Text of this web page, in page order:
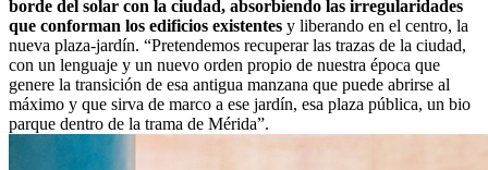
borde del solar con la ciudad, absorbiendo las irregularidades
que conforman los edificios existentes y liberando en el centro, la
nueva plaza-jardín. “Pretendemos recuperar las trazas de la ciudad,
con un lenguaje y un nuevo orden propio de nuestra época que
genere la transición de esa antigua manzana que puede abrirse al
máximo y que sirva de marco a ese jardín, esa plaza pública, un bio
parque dentro de la trama de Mérida”.